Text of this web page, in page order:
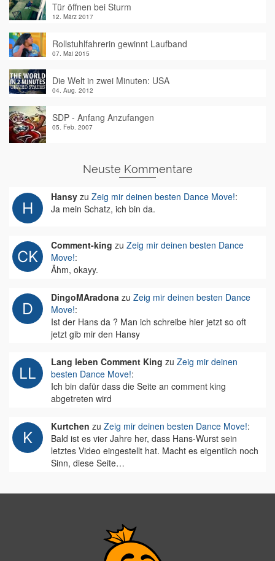
Tür öffnen bei Sturm
12. März 2017
Rollstuhlfahrerin gewinnt Laufband
07. Mai 2015
Die Welt in zwei Minuten: USA
04. Aug. 2012
SDP - Anfang Anzufangen
05. Feb. 2007
Neuste Kommentare
Hansy zu Zeig mir deinen besten Dance Move!:
Ja mein Schatz, ich bin da.
Comment-king zu Zeig mir deinen besten Dance
Move!:
Ähm, okayy.
DingoMAradona zu Zeig mir deinen besten Dance
Move!:
Ist der Hans da ? Man ich schreibe hier jetzt so oft
jetzt gib mir den Hansy
Lang leben Comment King zu Zeig mir deinen
besten Dance Move!:
Ich bin dafür dass die Seite an comment king
abgetreten wird
Kurtchen zu Zeig mir deinen besten Dance Move!:
Bald ist es vier Jahre her, dass Hans-Wurst sein
letztes Video eingestellt hat. Macht es eigentlich noch
Sinn, diese Seite…